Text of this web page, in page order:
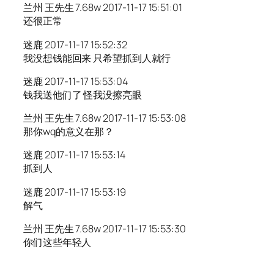
兰州 王先生 7.68w 2017-11-17 15:51:01
还很正常
迷鹿 2017-11-17 15:52:32
我没想钱能回来 只希望抓到人就行
迷鹿 2017-11-17 15:53:04
钱我送他们了 怪我没擦亮眼
兰州 王先生 7.68w 2017-11-17 15:53:08
那你wq的意义在那？
迷鹿 2017-11-17 15:53:14
抓到人
迷鹿 2017-11-17 15:53:19
解气
兰州 王先生 7.68w 2017-11-17 15:53:30
你们这些年轻人